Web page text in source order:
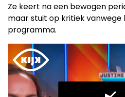
Ze keert na een bewogen
maar stuit op kritiek vanwege
programma.